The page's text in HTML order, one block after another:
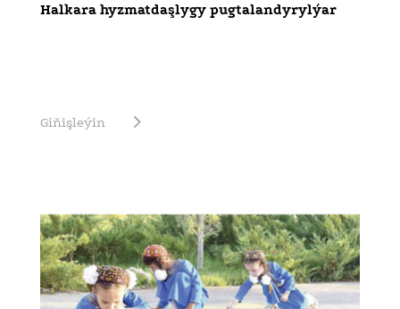
Halkara hyzmatdaşlygy pugtalandyrylýar
Giňişleýin